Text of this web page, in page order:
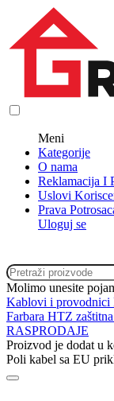
Meni
Kategorije
O nama
Reklamacija I
Uslovi
Prava
Uloguj se
Molimo unesite
Kablovi i provodnici
Farbara HTZ
RASPRODAJE
Proizvod je dodat u
Poli kabel sa EU